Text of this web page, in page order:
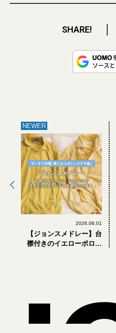
SHARE!
NEWER
2026.06.01
【ジョンスメドレー】台
襟付きのイエローポロシ